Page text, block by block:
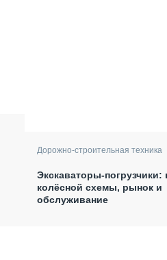
Дорожно-строительная техника
Экскаваторы-
колёсной схемы, рынок и
обслуживание